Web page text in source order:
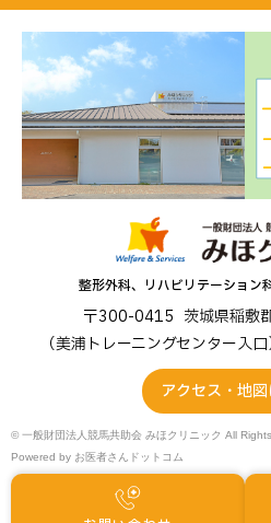
整形外科、リハビリテーション
〒300-0415 茨城県稲敷
（美浦トレーニングセンター入口
アクセス・地
© 一般財団法人競馬共助会 みほクリニック All
Powered by お医者さんドットコム